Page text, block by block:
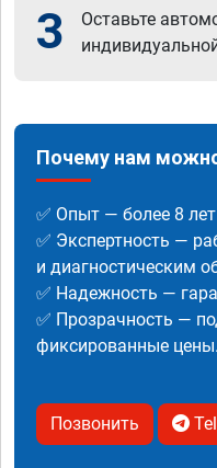
3
Оставьте
Почему нам
✅ Опыт — более 8
✅ Экспертность —
и диагностическим
✅ Надежность —
✅ Прозрачность —
фиксированные цены.
Позвонить